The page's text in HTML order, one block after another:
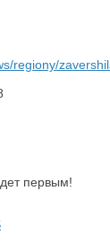
regiony/
первым!